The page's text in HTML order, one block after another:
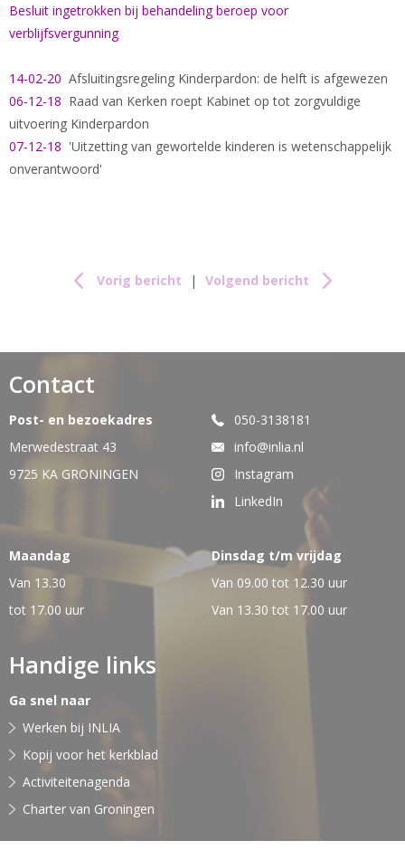
Besluit ingetrokken bij behandeling beroep voor
verblijfsvergunning
14-02-20 Afsluitingsregeling Kinderpardon: de helft is afgewezen
06-12-18 Raad van Kerken roept Kabinet op tot zorgvuldige
uitvoering Kinderpardon
07-12-18 'Uitzetting van gewortelde kinderen is wetenschappelijk
onverantwoord'
Vorig bericht | Volgend bericht
Contact
Post- en bezoekadres
Merwedestraat 43
9725 KA GRONINGEN
050-3138181
info@inlia.nl
Instagram
LinkedIn
Maandag
Van 13.30
tot 17.00 uur
Dinsdag t/m vrijdag
Van 09.00 tot 12.30 uur
Van 13.30 tot 17.00 uur
Handige links
Ga snel naar
Werken bij INLIA
Kopij voor het kerkblad
Activiteitenagenda
Charter van Groningen